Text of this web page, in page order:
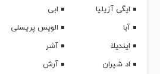
ایگی آزیلیا
ابی
آبا
الویس پریسلی
ایندیلا
آشر
اد شیران
آرش